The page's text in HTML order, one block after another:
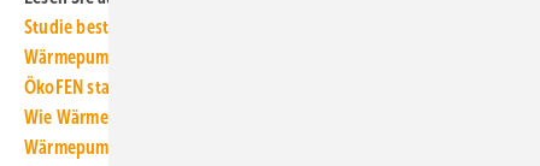
Studie bestätigt: Wärme­pumpe heizt günstiger als Gas-Heizung
Wärmepumpe, Infrarotheizung und PV intelligent verbinden
ÖkoFEN startet mit Weltneuheit in den Wärmepumpenmarkt
Wie Wärmepumpe und Co. richtig versichert werden
Wärmepumpe und Photovoltaik statt Erdgas-BHKW